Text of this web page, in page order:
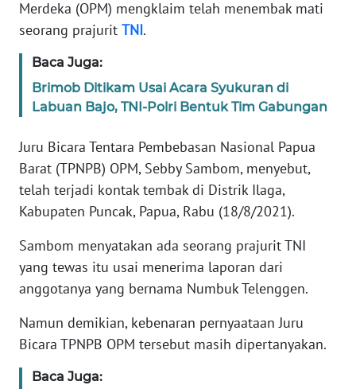
Merdeka (OPM) mengklaim telah menembak mati
seorang prajurit TNI.
Baca Juga:
Brimob Ditikam Usai Acara Syukuran di
Labuan Bajo, TNI-Polri Bentuk Tim Gabungan
Juru Bicara Tentara Pembebasan Nasional Papua
Barat (TPNPB) OPM, Sebby Sambom, menyebut,
telah terjadi kontak tembak di Distrik Ilaga,
Kabupaten Puncak, Papua, Rabu (18/8/2021).
Sambom menyatakan ada seorang prajurit TNI
yang tewas itu usai menerima laporan dari
anggotanya yang bernama Numbuk Telenggen.
Namun demikian, kebenaran pernyaataan Juru
Bicara TPNPB OPM tersebut masih dipertanyakan.
Baca Juga:
BERITA
KONTAK
KAMI
IKLAN
TENTANG
KAMI
PEDOMAN
MEDIA
SIBER
REDAKSI
KARIR